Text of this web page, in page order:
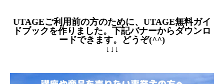
UTAGEご利用前の方のために、UTAGE無料ガイ
ドブックを作りました。下記バナーからダウンロ
ードできます。どうぞ(^^)
↓↓↓